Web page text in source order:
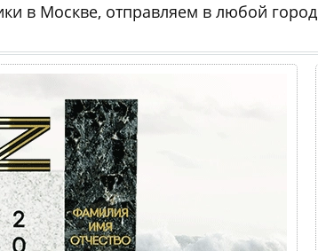
в Москве, отправляем в любой город